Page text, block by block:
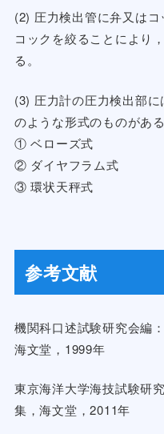
(2) 圧力検出管に弁又は
コックを絞ることにより
る。
(3) 圧力計の圧力検出部
のような形式のものがある
① ベローズ式
② ダイヤフラム式
③ 環状天秤式
参考文献
機関科口述試験研究会編
海文堂，1999年
東京海洋大学海技試験研
集，海文堂，2011年